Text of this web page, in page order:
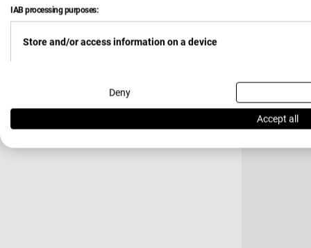
IAB processing purposes:
Store and/or access information on a device
Use limited data to select advertising
Deny
Accept all
Preis
-11 %